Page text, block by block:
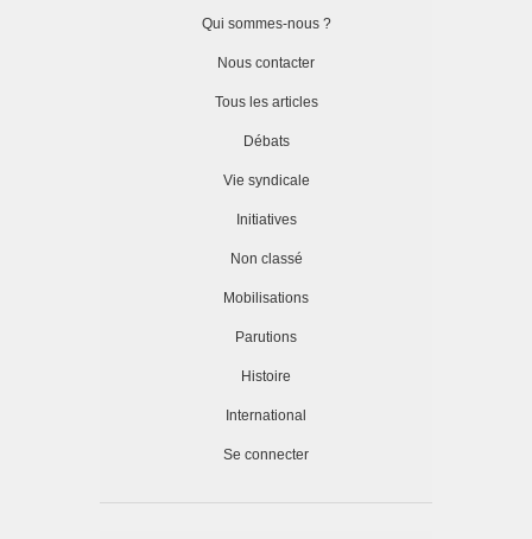
Qui sommes-nous ?
Nous contacter
Tous les articles
Débats
Vie syndicale
Initiatives
Non classé
Mobilisations
Parutions
Histoire
International
Se connecter